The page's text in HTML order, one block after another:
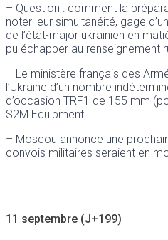
– Question : comment la
noter leur simultanéité, gage
de l’état-major ukrainien en
pu échapper au renseignement
– Le ministère français des
l’Ukraine d’un nombre
d’occasion TRF1 de 155 mm
S2M Equipment.
– Moscou annonce une
convois militaires seraient en
11 septembre (J+199)